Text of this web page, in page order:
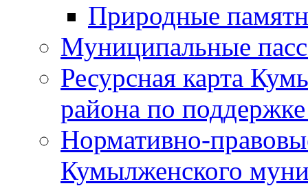
Природные
Муниципальные
Ресурсная карта
района по
Нормативно-
Кумылженского